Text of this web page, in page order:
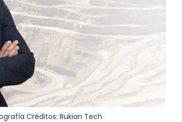
Créditos: Rukian Tech